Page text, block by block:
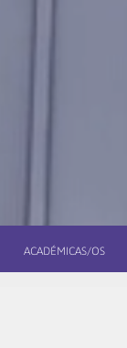
ACADÉMICAS/OS